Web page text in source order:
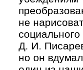
не
социального
Д. И.
но он